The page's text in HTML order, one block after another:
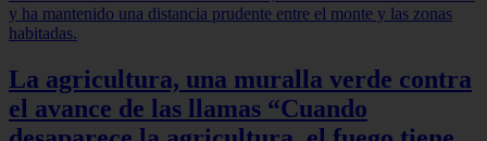
La agricultura, una muralla verde contra
el avance de las llamas “Cuando